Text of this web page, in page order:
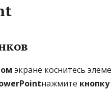
экране коснитесь
нажмите